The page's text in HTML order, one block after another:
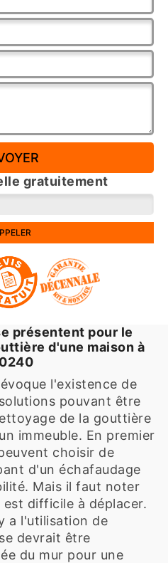
gratuitement
présentent pour le
d'une maison à
l'existence de
pouvant être
de la gouttière
immeuble. En premier
choisir de
d'un échafaudage
Mais il faut noter
difficile à déplacer.
a l'utilisation de
devrait être
du mur pour une